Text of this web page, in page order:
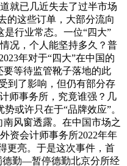
就已几近失去了过半市场
的这些订单，大部分流向
行业常态。一位“四大”
况，个人能坚持多久？普
年对于“四大”在中国的
等待监管靴子落地的此
到了影响，但仍有部分存
师事务所，究竟谁强？几
或许只在于“品牌效应”。
风窗透露。在中国市场之
资会计师事务所2022年年
更亮。于是这次事件，首
德勤—暂停德勤北京分所经